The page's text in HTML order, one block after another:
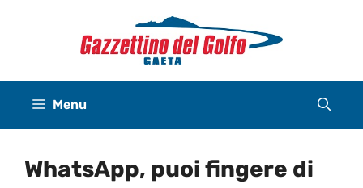
Menu
WhatsApp, puoi fingere di